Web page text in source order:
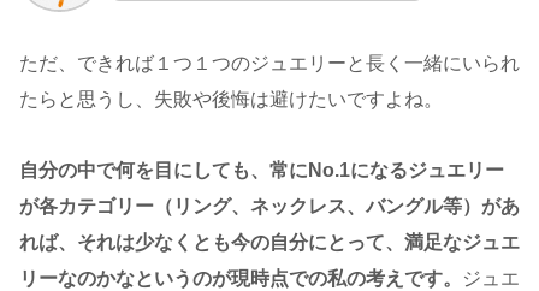
ただ、できれば１つ１つのジュエリーと長く一緒にいられ
たらと思うし、失敗や後悔は避けたいですよね。
自分の中で何を目にしても、常にNo.1になるジュエリー
が各カテゴリー（リング、ネックレス、バングル等）があ
れば、それは少なくとも今の自分にとって、満足なジュエ
リーなのかなというのが現時点での私の考えです。
ジュエ